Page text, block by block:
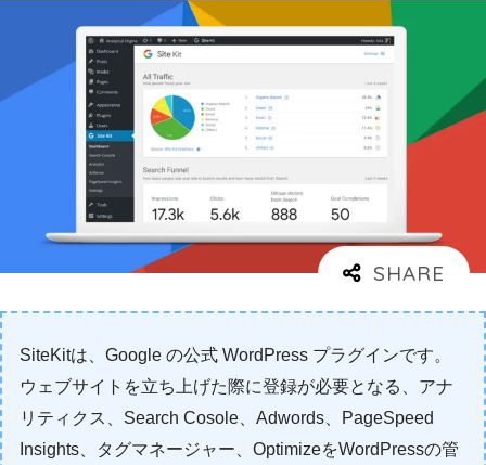
SiteKitは、Google の公式 WordPress プラグインです。
ウェブサイトを立ち上げた際に登録が必要となる、アナ
リティクス、Search Cosole、Adwords、PageSpeed
Insights、タグマネージャー、OptimizeをWordPressの管